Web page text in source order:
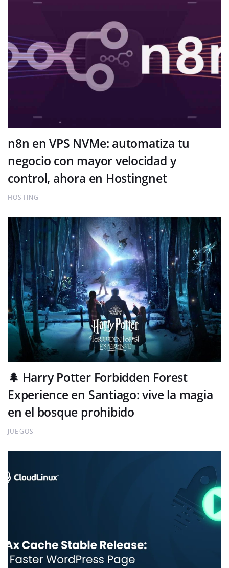
n8n en VPS NVMe: automatiza tu
negocio con mayor velocidad y
control, ahora en Hostingnet
HOSTING
🌲 Harry Potter Forbidden Forest
Experience en Santiago: vive la magia
en el bosque prohibido
JUEGOS